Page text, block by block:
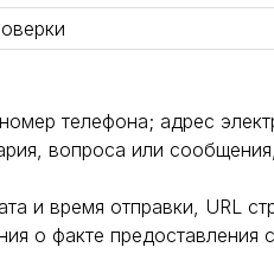
телефона; адрес
вопроса или
и время отправки, URL
о факте предоставления